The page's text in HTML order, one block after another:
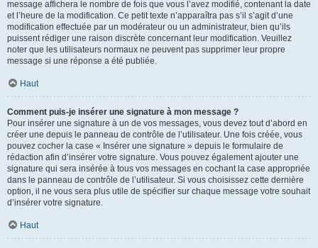
message affichera le nombre de fois que vous l’avez modifié, contenant la date
et l’heure de la modification. Ce petit texte n’apparaîtra pas s’il s’agit d’une
modification effectuée par un modérateur ou un administrateur, bien qu’ils
puissent rédiger une raison discrète concernant leur modification. Veuillez
noter que les utilisateurs normaux ne peuvent pas supprimer leur propre
message si une réponse a été publiée.
Haut
Comment puis-je insérer une signature à mon message ?
Pour insérer une signature à un de vos messages, vous devez tout d’abord en
créer une depuis le panneau de contrôle de l’utilisateur. Une fois créée, vous
pouvez cocher la case « Insérer une signature » depuis le formulaire de
rédaction afin d’insérer votre signature. Vous pouvez également ajouter une
signature qui sera insérée à tous vos messages en cochant la case appropriée
dans le panneau de contrôle de l’utilisateur. Si vous choisissez cette dernière
option, il ne vous sera plus utile de spécifier sur chaque message votre souhait
d’insérer votre signature.
Haut